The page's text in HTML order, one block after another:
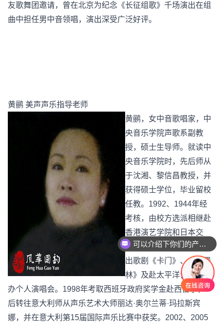
友歌舞团邀请，曾在北京为纪念《长征组歌》千场演出在组
曲中担任男中音领唱，演出深受广泛好评。
黄鹂 美声声乐指导老师
黄鹂，女中音歌唱家，中
央音乐学院声歌系副教
授，硕士生导师。就读中
央音乐学院时，先后师从
于沈湘、黎信昌教授，并
获得硕士学位，毕业留校
任教。1992、1944年经
考核，由校方选派相继赴
香港演艺学院和日本交
流、学习，此间曾担纲演
出歌剧《卡门》、《塞墨
林》及赴太平洋音乐节举
办个人演唱会。1998年考取西班牙政府奖学金赴西留学，
后转往意大利师从声乐艺术大师丽达·奥尔兰蒂·玛拉斯宾
娜，并在意大利第15届国际声乐比赛中获奖。2002、2005
你们是怎么收费的呢